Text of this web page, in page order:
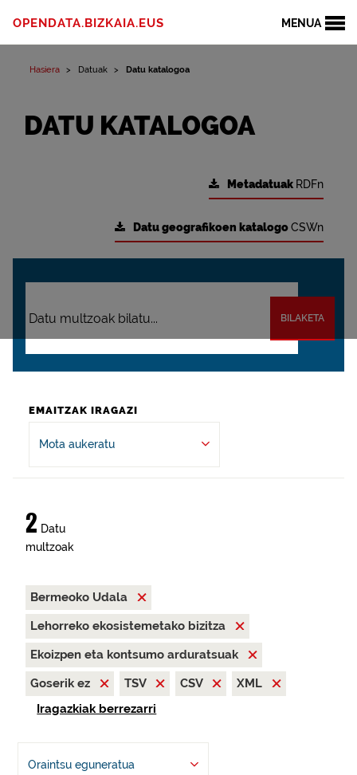
MENUA
OPENDATA.BIZKAIA.EUS
Hasiera Datuak Datu katalogoa
DATU KATALOGOA
Metadatuak RDFn
Datu geografikoen katalogoCSWn
BILAKETA
EMAITZAK IRAGAZI
Mota aukeratu
2 Datu
multzoak
Bermeoko Udala
Lehorreko ekosistemetako bizitza
Ekoizpen eta kontsumo arduratsuak
Goserik ez
TSV CSV
XML
Iragazkiak berrezarri
Oraintsu eguneratua